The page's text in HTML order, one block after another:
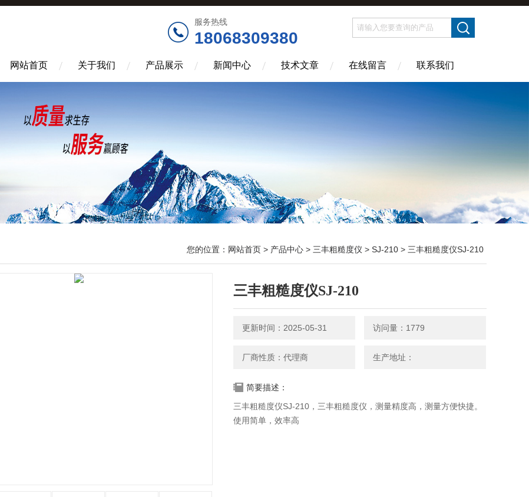
服务热线
18068309380
网站首页 关于我们 产品展示 新闻中心 技术文章 在线留言 联系我们
您的位置： 网站首页 > 产品中心 > 三丰粗糙度仪 > SJ-210 > 三丰粗糙度仪SJ-210
三丰粗糙度仪SJ-210
更新时间：2025-05-31 访问量：1779
厂商性质：代理商 生产地址：
简要描述：
三丰粗糙度仪SJ-210，三丰粗糙度仪，测量精度高，测量方便快捷。
使用简单，效率高